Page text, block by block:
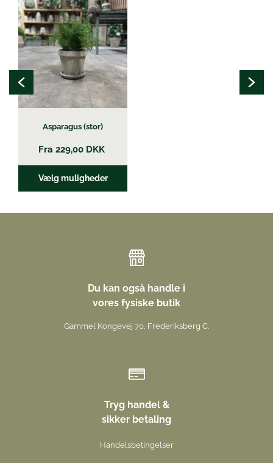
Asparagus (stor)
Fra 229,00 DKK
Vælg muligheder
vare
har
flere
varianter.
Mulighederne
kan
vælges
på
varesiden
Du kan også handle i
vores fysiske butik
Gammel Kongevej 70, Frederiksberg C.
Tryg handel &
sikker betaling
Handelsbetingelser